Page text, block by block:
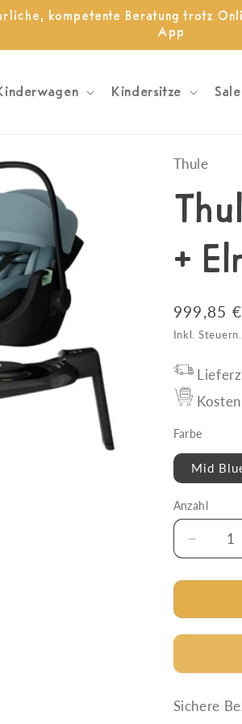
kompetente Beratung trotz
App
Kindersitze Sale
Thule
+
Normaler
Preis
999,85 €
Inkl. Steuern.
Farbe
Mid
Anzahl
Anzahl
die
Menge
Thule
-
Maple
Elm
Sichere